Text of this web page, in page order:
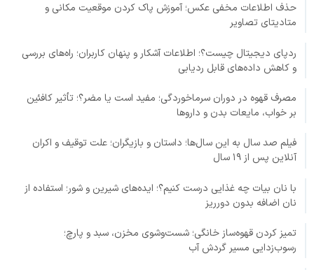
حذف اطلاعات مخفی عکس؛ آموزش پاک کردن موقعیت مکانی و
متادیتای تصاویر
ردپای دیجیتال چیست؟؛ اطلاعات آشکار و پنهان کاربران؛ راه‌های بررسی
و کاهش داده‌های قابل ردیابی
مصرف قهوه در دوران سرماخوردگی؛ مفید است یا مضر؟؛ تأثیر کافئین
بر خواب، مایعات بدن و داروها
فیلم صد سال به این سال‌ها؛ داستان و بازیگران؛ علت توقیف و اکران
آنلاین پس از ۱۹ سال
با نان بیات چه غذایی درست کنیم؟؛ ایده‌های شیرین و شور؛ استفاده از
نان اضافه بدون دورریز
تمیز کردن قهوه‌ساز خانگی؛ شست‌وشوی مخزن، سبد و پارچ؛
رسوب‌زدایی مسیر گردش آب